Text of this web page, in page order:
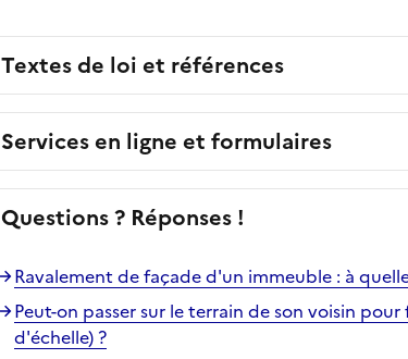
Textes de loi et références
Services en ligne et formulaires
Questions ? Réponses !
Ravalement de façade d'un immeuble : à
Peut-on passer sur le terrain de son voisin
d'échelle) ?